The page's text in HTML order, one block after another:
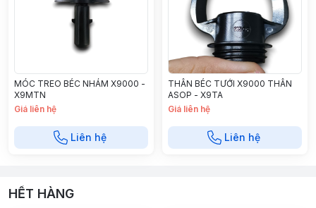
MÓC TREO BÉC NHÁM X9000 -
X9MTN
Giá liên hệ
Liên hệ
THÂN BÉC TƯỚI X9000 THÂN
ASOP - X9TA
Giá liên hệ
Liên hệ
HẾT HÀNG